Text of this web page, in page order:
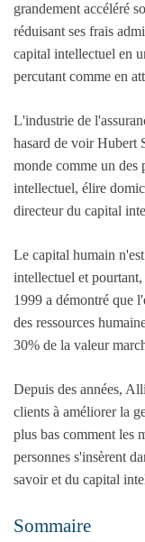
grandement accéléré
réduisant ses frais
capital intellectuel en
percutant comme en
L'industrie de
hasard de voir Hubert
monde comme un des
intellectuel, élire
directeur du capital
Le capital humain
intellectuel et
1999 a démontré que
des ressources
30% de la valeur
Depuis des années,
clients à améliorer la
plus bas comment les
personnes s'insèrent
savoir et du capital
Sommaire